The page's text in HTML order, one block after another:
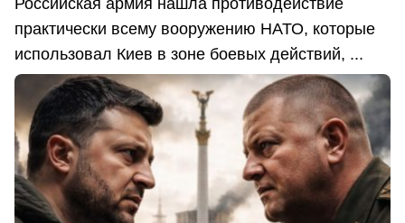
практически всему вооружению НАТО, которые
использовал Киев в зоне боевых действий, ...